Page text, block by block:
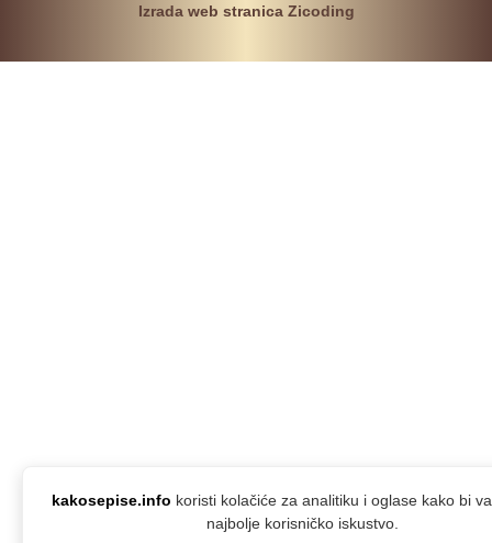
Izrada web stranica Zicoding
kakosepise.info koristi kolačiće za analitiku i oglase kako bi
najbolje korisničko iskustvo.